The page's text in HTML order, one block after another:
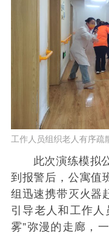
工作人员组织老人有序疏
此次演练模拟公
到报警后，公寓值
组迅速携带灭火器
引导老人和工作人
雾”弥漫的走廊，